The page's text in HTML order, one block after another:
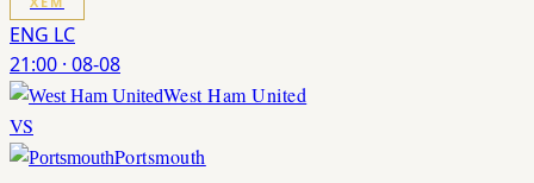
ENG LC
21:00 · 08-08
West Ham United
VS
Portsmouth